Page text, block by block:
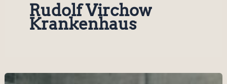
Rudolf Virchow
Krankenhaus